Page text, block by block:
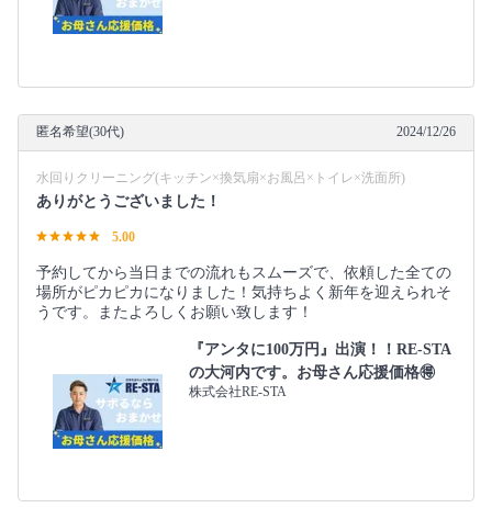
匿名希望(30代) 2024/12/26
水回りクリーニング(キッチン×換気扇×お風呂×トイレ×洗面所)
ありがとうございました！
5.00
予約してから当日までの流れもスムーズで、依頼した全ての
場所がピカピカになりました！気持ちよく新年を迎えられそ
うです。またよろしくお願い致します！
『アンタに100万円』出演！！RE-STA
の大河内です。お母さん応援価格🉐
株式会社RE-STA